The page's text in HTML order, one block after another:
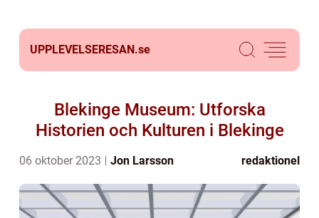
UPPLEVELSERESAN.se
Blekinge Museum: Utforska
Historien och Kulturen i Blekinge
06 oktober 2023 Jon Larsson redaktionel